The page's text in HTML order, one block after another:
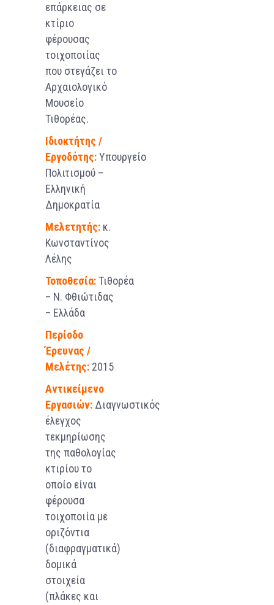
επάρκειας σε
κτίριο
φέρουσας
τοιχοποιίας
που στεγάζει το
Αρχαιολογικό
Μουσείο
Τιθορέας.
Ιδιοκτήτης /
Εργοδότης:Υπουργείο
Πολιτισμού –
Ελληνική
Δημοκρατία
Μελετητής: κ.
Κωνσταντίνος
Λέλης
Τοποθεσία:Τιθορέα
– Ν. Φθιώτιδας
– Ελλάδα
Περίοδο
Έρευνας /
Μελέτης: 2015
Αντικείμενο
Εργασιών: Διαγνωστικός
έλεγχος
τεκμηρίωσης
της παθολογίας
κτιρίου το
οποίο είναι
φέρουσα
τοιχοποιία με
οριζόντια
(διαφραγματικά)
δομικά
στοιχεία
(πλάκες και